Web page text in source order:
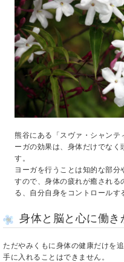
熊谷にある「スヴァ・シャンテ
ーガの効果は、身体だけでなく
す。
ヨーガを行うことは知的な部分
すので、身体の疲れが癒される
る、自分自身をコントロールす
身体と脳と心に働
ただやみくもに身体の健康だけを
手に入れることはできません。